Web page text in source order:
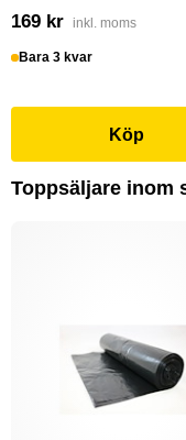
169 kr inkl. moms
Bara 3 kvar
Köp
Toppsäljare inom